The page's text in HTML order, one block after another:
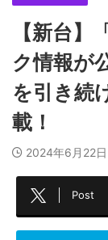
【新台
ク情報が
を引き続
載！
2024年6月22日
Post